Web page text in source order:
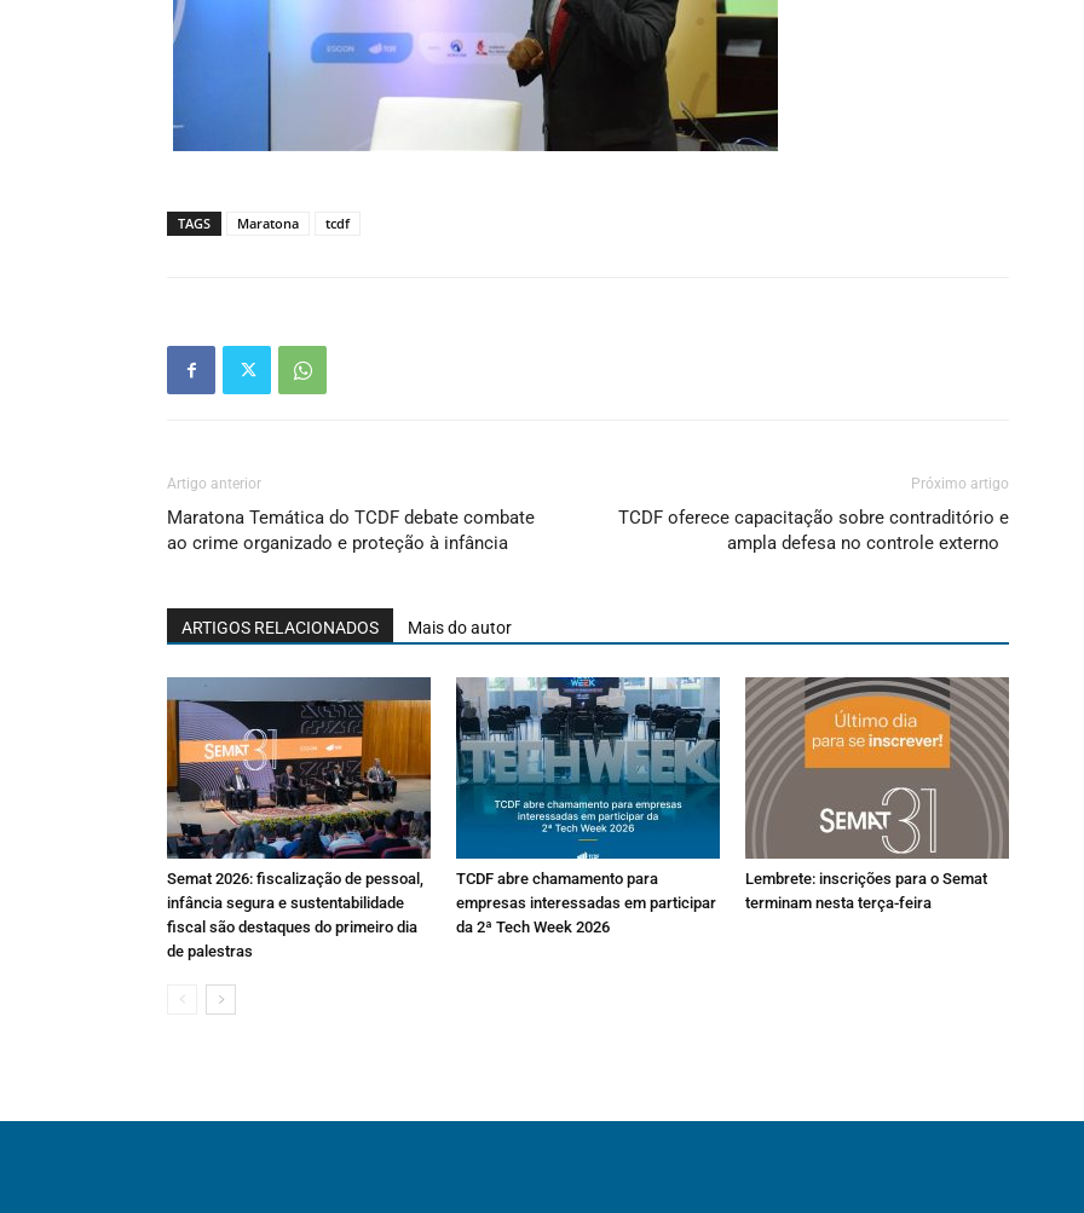
TAGS Maratona tcdf
Artigo anterior
Maratona Temática do TCDF debate combate
ao crime organizado e proteção à infância
Próximo artigo
TCDF oferece capacitação sobre contraditório e
ampla defesa no controle externo
ARTIGOS RELACIONADOS Mais do autor
Semat 2026: fiscalização de pessoal,
infância segura e sustentabilidade
fiscal são destaques do primeiro dia
de palestras
TCDF abre chamamento para
empresas interessadas em participar
da 2ª Tech Week 2026
Lembrete: inscrições para o Semat
terminam nesta terça-feira